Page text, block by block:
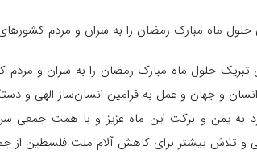
حلول ماه مبارک رمضان را به سران و مردم
حلول ماه مبارک رمضان را به سران و مردم
و جهان و عمل به فرامین انسان‌ساز الهی و
به یمن و برکت این ماه عزیز و با همت
و تلاش بیشتر برای کاهش آلام ملت فلسطین از